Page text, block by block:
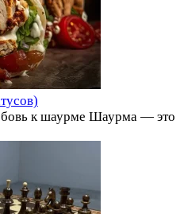
к шаурме Шаурма — это